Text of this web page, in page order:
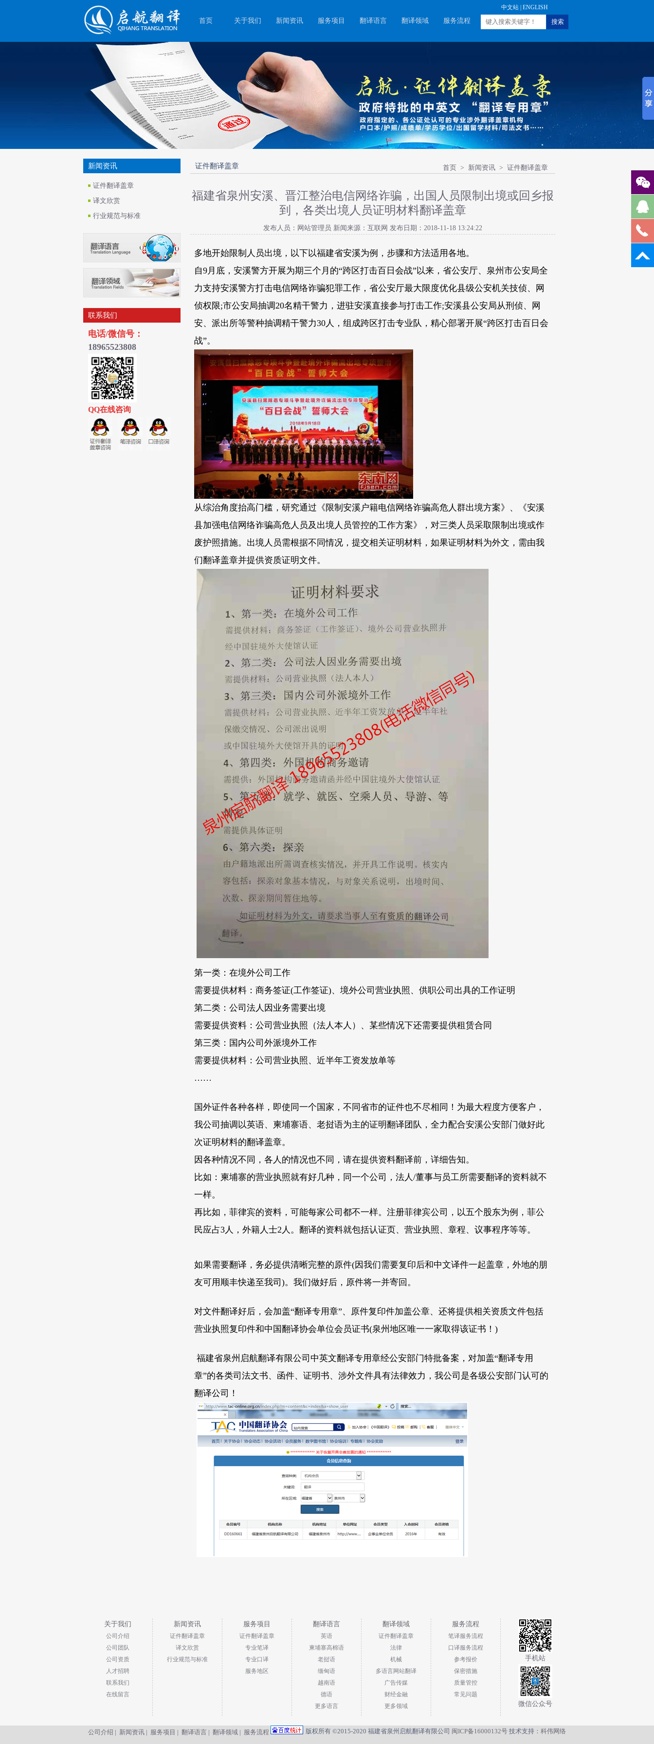
首页 关于我们 新闻资讯 服务项目 翻译语言 翻译领域 服务流程
中文站 ENGLISH
新闻资讯
证件翻译盖章
译文欣赏
行业规范与标准
联系我们
电话/微信号：
18965523808
QQ在线咨询
首页 > 新闻资讯 > 证件翻译盖章
证件翻译盖章
福建省泉州安溪、晋江整治电信网络诈骗，出国人员限制出境或回乡报
到，各类出境人员证明材料翻译盖章
发布人员：网站管理员 新闻来源：互联网 发布日期：2018-11-18 13:24:22
多地开始限制人员出境，以下以福建省安溪为例，步骤和方法适用各地。
自9月底，安溪警方开展为期三个月的“跨区打击百日会战”以来，省公安厅、泉州市公安局全
力支持安溪警方打击电信网络诈骗犯罪工作，省公安厅最大限度优化县级公安机关技侦、网
侦权限;市公安局抽调20名精干警力，进驻安溪直接参与打击工作;安溪县公安局从刑侦、网
安、派出所等警种抽调精干警力30人，组成跨区打击专业队，精心部署开展“跨区打击百日会
战”。
从综治角度抬高门槛，研究通过《限制安溪户籍电信网络诈骗高危人群出境方案》、《安溪
县加强电信网络诈骗高危人员及出境人员管控的工作方案》
，对三类人员采取限制出境或作
废护照措施。出境人员需根据不同情况，提交相关证明材料，如果证明材料为外文，需由我
们翻译盖章并提供资质证明文件。
第一类：在境外公司工作
需要提供材料：商务签证(工作签证)、境外公司营业执照、供职公司出具的工作证明
第二类：公司法人因业务需要出境
需要提供资料：公司营业执照（法人本人）、某些情况下还需要提供租赁合同
第三类：国内公司外派境外工作
需要提供材料：公司营业执照、近半年工资发放单等
……
国外证件各种各样，即使同一个国家，不同省市的证件也不尽相同！ 为最大程度方便客户，
我公司抽调以英语、柬埔寨语、老挝语为主的证明翻译团队，全力配合安溪公安部门做好此
次证明材料的翻译盖章。
因各种情况不同，各人的情况也不同，请在提供资料翻译前，详细告知。
比如：柬埔寨的营业执照就有好几种，同一个公司，法人/董事与员工所需要翻译的资料就不
一样。
再比如，菲律宾的资料，可能每家公司都不一样。注册菲律宾公司，以五个股东为例，菲公
民应占3人，外籍人士2人。翻译的资料就包括认证页、营业执照、章程、议事程序等等。
如果需要翻译，务必提供清晰完整的原件(因我们需要复印后和中文译件一起盖章，外地的朋
友可用顺丰快递至我司)。我们做好后，原件将一并寄回。
对文件翻译好后，会加盖“翻译专用章”、原件复印件加盖公章、还将提供相关资质文件包括
营业执照复印件和中国翻译协会单位会员证书(泉州地区唯一一家取得该证书！ )
福建省泉州启航翻译有限公司中英文翻译专用章经公安部门特批备案，对加盖“翻译专用
章”的各类司法文书、函件、证明书、涉外文件具有法律效力，我公司是各级公安部门认可的
翻译公司！
关于我们
公司介绍
公司团队
公司资质
人才招聘
联系我们
在线留言
新闻资讯
证件翻译盖章
译文欣赏
行业规范与标准
服务项目
证件翻译盖章
专业笔译
专业口译
服务地区
翻译语言
英语
柬埔寨高棉语
老挝语
缅甸语
越南语
德语
更多语言
翻译领域
证件翻译盖章
法律
机械
多语言网站翻译
广告传媒
财经金融
更多领域
服务流程
笔译服务流程
口译服务流程
参考报价
保密措施
质量管控
常见问题
手机站
微信公众号
版权所有 ©2015-2020 福建省泉州启航翻译有限公司 闽ICP备16000132号 技术支持： 科伟网络
公司介绍 | 新闻资讯 | 服务项目 | 翻译语言 | 翻译领域 | 服务流程